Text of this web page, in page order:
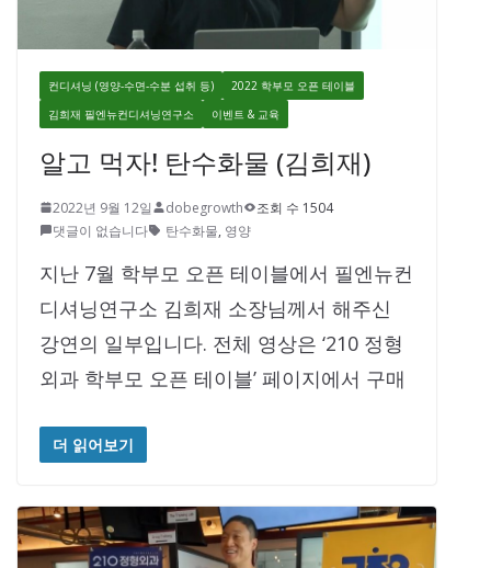
컨디셔닝 (영양-수면-수분 섭취 등)
2022 학부모 오픈 테이블
김희재 필엔뉴컨디셔닝연구소
이벤트 & 교육
알고 먹자! 탄수화물 (김희재)
2022년 9월 12일 dobegrowth
조회 수 1504
댓글이 없습니다
탄수화물, 영양
지난 7월 학부모 오픈 테이블에서 필엔뉴컨
디셔닝연구소 김희재 소장님께서 해주신
강연의 일부입니다. 전체 영상은 ‘210 정형
외과 학부모 오픈 테이블’ 페이지에서 구매
더 읽어보기